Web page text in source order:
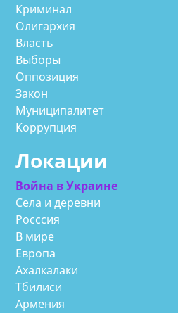
Криминал
Олигархия
Власть
Выборы
Оппозиция
Закон
Муниципалитет
Коррупция
Локации
Война в Украине
Села и деревни
Росссия
В мире
Европа
Ахалкалаки
Тбилиси
Армения